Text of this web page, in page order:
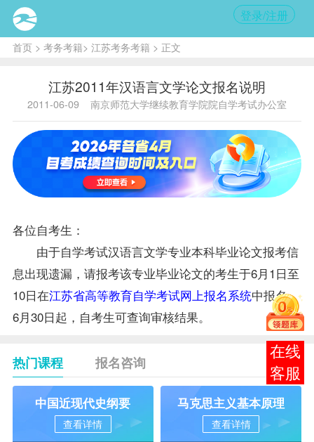
登录/注册
首页> 考务考籍> 江苏考务考籍 > 正文
江苏2011年汉语言文学论文报名说明
2011-06-09 南京师范大学继续教育学院院自学考试办公室
各位自考生：
由于自学考试汉语言文学专业本科毕业论文报考信
息出现遗漏，请报考该专业毕业论文的考生于6月1日至
10日在江苏省高等教育自学考试网上报名系统中报名，
6月30日起，自考生可查询审核结果。
热门课程 报名咨询
中国近现代史纲要
查看详情
马克思主义基本原理
查看详情
在线
客服